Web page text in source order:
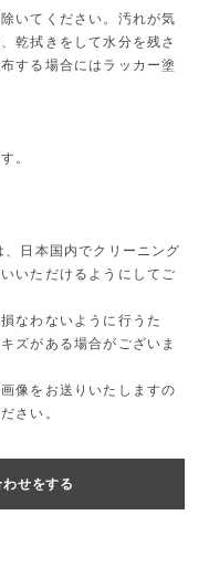
いてください。汚れが気
乾拭きをして水分を残さ
する場合にはラッカー塗
。
日本国内でクリーニング
いただけるようにしてご
なわないように行うた
ズがある場合がございま
像をお送りいたしますの
さい。
せをする